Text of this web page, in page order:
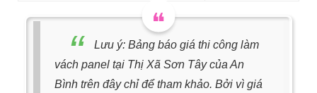
Lưu ý: Bảng báo giá thi công làm
vách panel tại Thị Xã Sơn Tây của An
Bình trên đây chỉ để tham khảo. Bởi vì giá